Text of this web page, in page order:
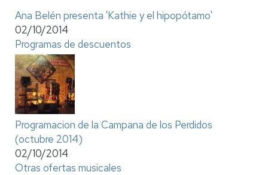
Ana Belén presenta 'Kathie y el hipopótamo'
02/10/2014
Programas de descuentos
Programacion de la Campana de los Perdidos
(octubre 2014)
02/10/2014
Otras ofertas musicales